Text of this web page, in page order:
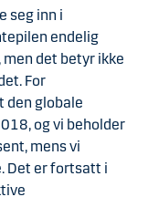
seg inn i
endelig
det betyr ikke
For
den globale
og vi beholder
mens vi
Det er fortsatt i